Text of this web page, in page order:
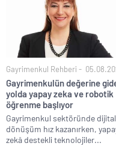
Gayrimenkul Rehberi
Gayrimenkulün değerine
yolda yapay zeka ve robotik
öğrenme başlıyor
Gayrimenkul sektöründe dijital
dönüşüm hız kazanırken,
zekâ destekli teknolojiler...